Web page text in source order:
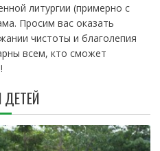
литургии (примерно с
Просим вас оказать
чистоты и благолепия
всем, кто сможет